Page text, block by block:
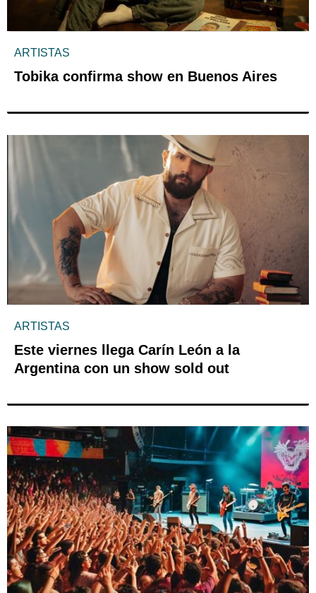
ARTISTAS
Tobika confirma show en Buenos Aires
ARTISTAS
Este viernes llega Carín León a la
Argentina con un show sold out